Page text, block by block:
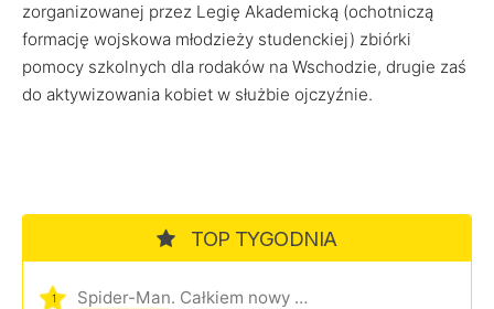
zorganizowanej przez Legię Akademicką (ochotniczą
formację wojskowa młodzieży studenckiej) zbiórki
pomocy szkolnych dla rodaków na Wschodzie, drugie zaś
do aktywizowania kobiet w służbie ojczyźnie.
TOP TYGODNIA
1 Spider-Man. Całkiem nowy dzień